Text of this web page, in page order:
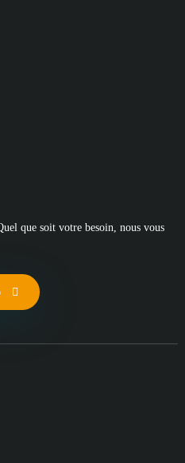
que soit votre besoin, nous vous